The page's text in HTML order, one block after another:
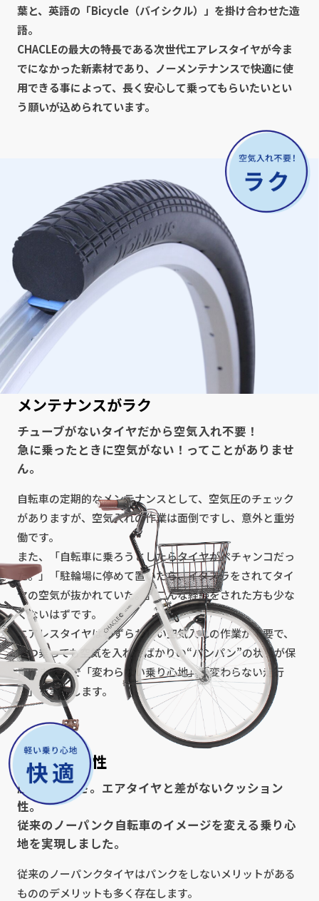
・デジタルカタログの導入
・Q&Aコンテンツの拡充
など、より便利にご利用いただける機能を追加しております。
今後とも「パンクしない！CHACLE」をどうぞよろしくお願い
いたします。
葉と、英語の「Bicycle（バイシクル）」を掛け合わせた造
語。
CHACLEの最大の特長である次世代エアレスタイヤが今ま
でになかった新素材であり、ノーメンテナンスで快適に使
用できる事によって、長く安心して乗ってもらいたいとい
う願いが込められています。
メンテナンスがラク
チューブがないタイヤだから空気入れ不要！
急に乗ったときに空気がない！ってことがありませ
ん。
自転車の定期的なメンテナンスとして、空気圧のチェック
がありますが、空気入れの作業は面倒ですし、意外と重労
働です。
また、「自転車に乗ろうとしたらタイヤがペチャンコだっ
た。」「駐輪場に停めて置いたら、イタズラをされてタイ
ヤの空気が抜かれていた。」こんな経験をされた方も少な
くないはずです。
エアレスタイヤはわずらわしい空気入れの作業が不要で、
いつ乗っても空気を入れたばかりの“パンパン”の状態が保
たれますので「変わらない乗り心地」「変わらない走行
性」を実現します。
快適な走行性
圧倒的な軽さ。エアタイヤと差がないクッション
性。
従来のノーパンク自転車のイメージを変える乗り心
地を実現しました。
従来のノーパンクタイヤはパンクをしないメリットがある
もののデメリットも多く存在します。